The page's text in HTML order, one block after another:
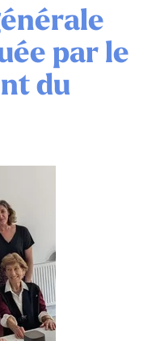
par le
du